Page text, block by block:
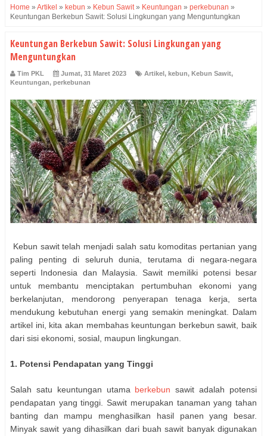
Home » Artikel » kebun » Kebun Sawit» Keuntungan » perkebunan »
Keuntungan Berkebun Sawit: Solusi Lingkungan yang Menguntungkan
Keuntungan Berkebun Sawit: Solusi Lingkungan yang
Menguntungkan
Tim PKL Jumat, 31 Maret 2023 Artikel, kebun, Kebun Sawit,
Keuntungan, perkebunan
Kebun sawit telah menjadi salah satu komoditas pertanian yang
paling penting di seluruh dunia, terutama di negara-negara
seperti Indonesia dan Malaysia. Sawit memiliki potensi besar
untuk membantu menciptakan pertumbuhan ekonomi yang
berkelanjutan, mendorong penyerapan tenaga kerja, serta
mendukung kebutuhan energi yang semakin meningkat. Dalam
artikel ini, kita akan membahas keuntungan berkebun sawit, baik
dari sisi ekonomi, sosial, maupun lingkungan.
1. Potensi Pendapatan yang Tinggi
Salah satu keuntungan utama berkebun sawit adalah potensi
pendapatan yang tinggi. Sawit merupakan tanaman yang tahan
banting dan mampu menghasilkan hasil panen yang besar.
Minyak sawit yang dihasilkan dari buah sawit banyak digunakan